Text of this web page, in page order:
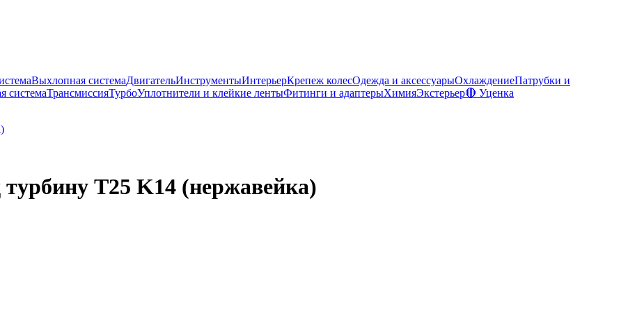
Выхлопная системаДвигательИнструментыИнтерьерКрепеж колесОдежда и аксессуарыОхлаждениеПатрубки и
системаТрансмиссияТурбоУплотнители и клейкие лентыФитинги и адаптерыХимияЭкстерьер🔴 Уценка
T25 K14 (нержавейка)